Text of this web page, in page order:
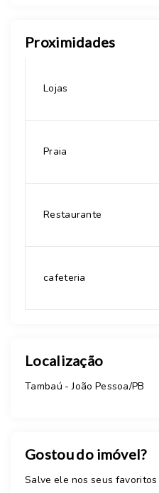
Proximidades
Lojas
Praia
Restaurante
cafeteria
Localização
Tambaú - João Pessoa/PB
Gostou do imóvel?
Salve ele nos seus